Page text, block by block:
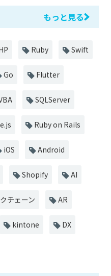
もっと見る
Ruby Swift
Go Flutter
SQLServer
Ruby on Rails
iOS Android
Shopify AI
チェーン AR
kintone DX